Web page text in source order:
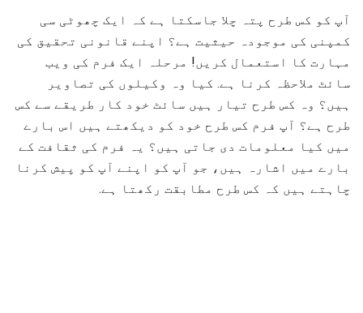
آپ کو کس طرح پتہ چلا جاسکتا ہے کہ ایک چھوٹی سی
کمپنی کی موجودہ حیثیت ہے؟ اپنے قانونی تحقیق کی
مہارت کا استعمال کریں! مرحلہ ایک فرم کی ویب
سائٹ ملاحظہ کرنا ہے. کیا وہ وکیلوں کی تصاویر
ہیں؟ وہ کس طرح تیار ہیں سائٹ خود کار طریقے سے کس
طرح ہے؟ آپ فرم کس طرح خود کو دیکھتے ہیں اس بارے
میں کیا معلومات دی جاتی ہیں؟ یہ فرم کی ثقافت کے
بارے میں اشارہ ہیں، جو آپ کو اپنے آپ کو پیش کرنا
چاہتے ہیں کہ کس طرح مطابقت رکھتا ہے.